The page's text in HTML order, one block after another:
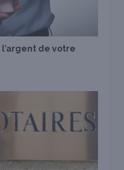
de votre